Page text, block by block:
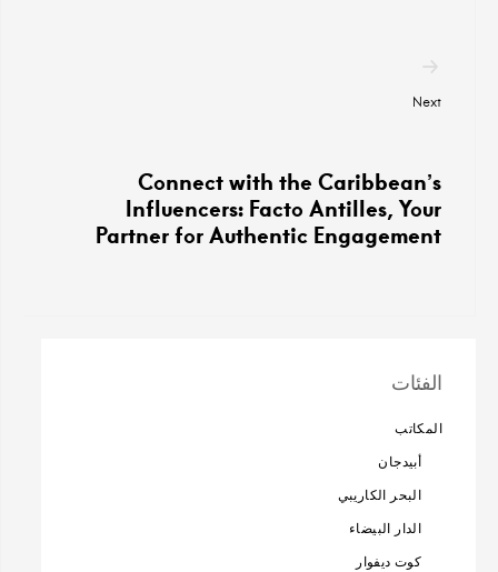
Next
Connect with the Caribbean’s
Influencers: Facto Antilles, Your
Partner for Authentic Engagement
الفئات
المكاتب
أبيدجان
البحر الكاريبي
الدار البيضاء
كوت ديفوار